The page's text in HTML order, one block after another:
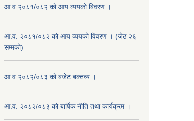
आ.व.२०८१/०८२ को आय व्ययको बिवरण ।
आ.व. २०८१/०८२ को आय व्ययको विवरण । (जेठ २६
सम्मको)
आ.व.२०८२/०८३ को बजेट बक्तव्य ।
आ.व. २०८२/०८३ को बार्षिक नीति तथा कार्यक्रम ।